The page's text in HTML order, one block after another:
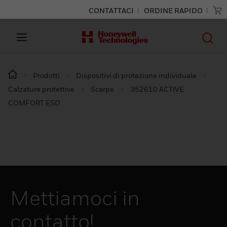
CONTATTACI ORDINE RAPIDO
Prodotti
Dispositivi di protezione individuale
Calzature protettive
Scarpe
352610 ACTIVE
COMFORT ESD
Mettiamoci in
contatto!